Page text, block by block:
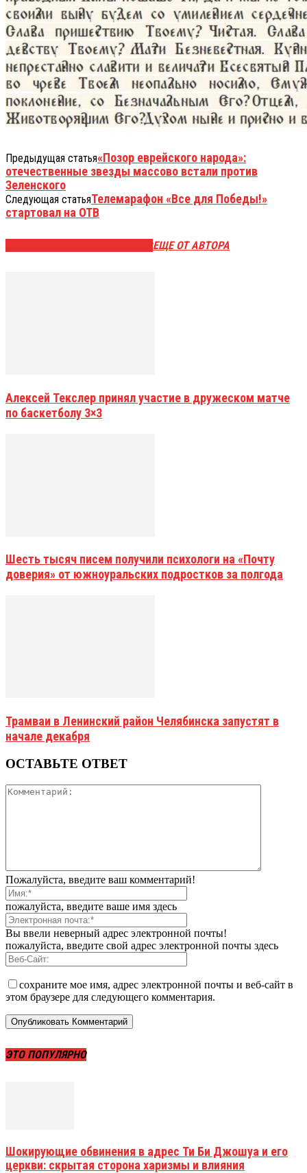
Предыдущая статья«Позор еврейского народа»:
отечественные звезды массово встали против
Зеленского
Следующая статьяТелемарафон «Все для Победы!»
стартовал на ОТВ
ЕЩЕ ОТ АВТОРА
Алексей Текслер принял участие в дружеском матче
по баскетболу 3×3
Шесть тысяч писем получили психологи на «Почту
доверия» от южноуральских подростков за полгода
Трамваи в Ленинский район Челябинска запустят в
начале декабря
ОСТАВЬТЕ ОТВЕТ
Пожалуйста, введите ваш комментарий!
пожалуйста, введите ваше имя здесь
Вы ввели неверный адрес электронной почты!
пожалуйста, введите свой адрес электронной почты здесь
сохраните мое имя, адрес электронной почты и веб-сайт в
этом браузере для следующего комментария.
ЭТО ПОПУЛЯРНО
Шокирующие обвинения в адрес Ти Би Джошуа и его
церкви: скрытая сторона харизмы и влияния